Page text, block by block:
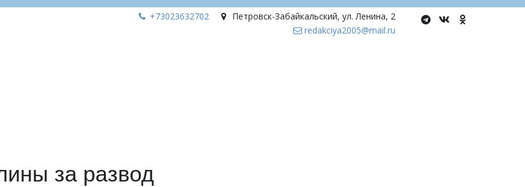
Петровск-Забайкальский, ул. Ленина, 2
+73023632702
redakciya2005@mail.ru
за развод